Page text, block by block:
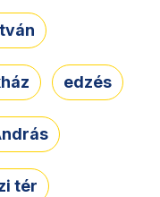
edzés
tér